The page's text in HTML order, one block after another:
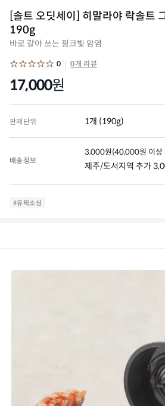
[솔트 오딧세이] 히말라야 락솔트
190g
바로 갈아 쓰는 핑크빛 암염
0 0개 리뷰
17,000원
판매단위 1개 (190g)
배송정보
3,000원(40,000원 이상
제주/도서지역 추가
#유픽소싱